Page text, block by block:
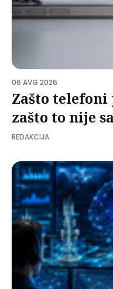
06 AVG 2026
Zašto telefoni
zašto to nije
REDAKCIJA